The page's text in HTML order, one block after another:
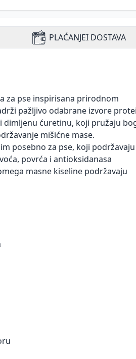
PLAĆANJEI DOSTAVA
za pse inspirisana prirodnom
pažljivo odabrane izvore
dimljenu ćuretinu, koji pružaju
mišićne mase.
posebno za pse, koji podržavaju
povrća i antioksidanasa
masne kiseline podržavaju